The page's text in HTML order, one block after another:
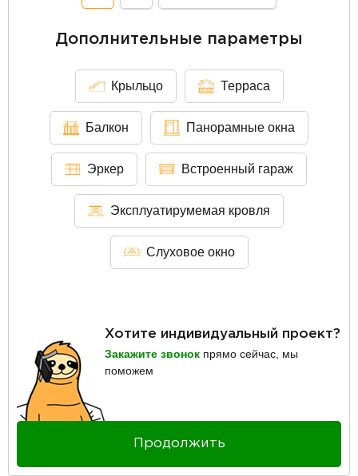
Дополнительные параметры
Крыльцо Терраса
Балкон Панорамные окна
Эркер Встроенный гараж
Эксплуатирумемая кровля
Слуховое окно
Хотите индивидуальный проект?
Закажите звонок прямо сейчас, мы
поможем
Продолжить